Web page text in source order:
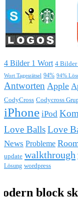
4 Bilder 1 Wort 4 Bilder
Wort Tagesrätsel 94% 94%
Antworten Apple
CodyCross Codycross
iPhone iPod
Love BallsLove
News Probleme
update walkthrough
Lösung wordpress